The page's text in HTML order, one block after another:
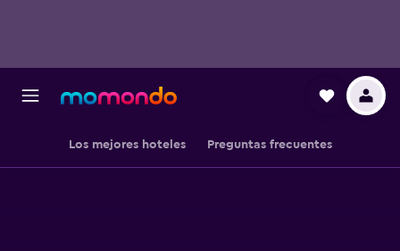
Los mejores hoteles Preguntas frecuentes